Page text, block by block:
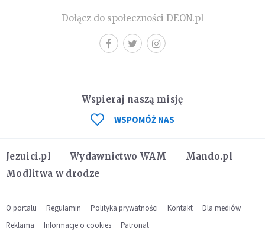
Dołącz do społeczności DEON.pl
Jezuici.pl Wydawnictwo WAM
Mando.pl
Modlitwa w drodze
Wspieraj naszą misję
WSPOMÓŻ NAS
O portalu Regulamin Polityka prywatności Kontakt
Dla mediów
Reklama
Informacje o cookies Patronat